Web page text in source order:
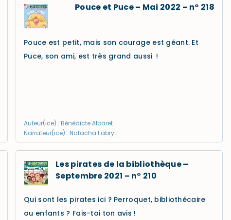
Pouce et Puce – Mai 2022 – n° 218
Pouce est petit, mais son courage est géant. Et
Puce, son ami, est très grand aussi !
Auteur(ice) : Bénédicte Albaret
Narrateur(ice) : Natacha Fabry
Les pirates de la bibliothèque –
Septembre 2021 – n° 210
Qui sont les pirates ici ? Perroquet, bibliothécaire
ou enfants ? Fais-toi ton avis !